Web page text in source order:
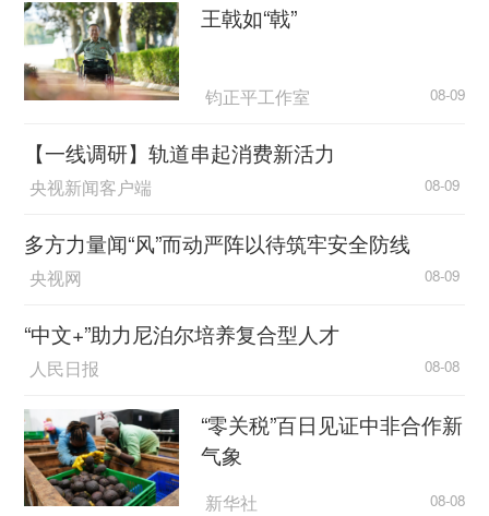
王戟如“戟”
钧正平工作室 08-09
【一线调研】轨道串起消费新活力
央视新闻客户端 08-09
多方力量闻“风”而动严阵以待筑牢安全防线
央视网 08-09
“中文+”助力尼泊尔培养复合型人才
人民日报 08-08
“零关税”百日见证中非合作新
气象
新华社 08-08